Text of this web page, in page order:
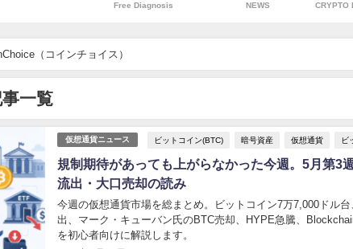
Free Diagnosis NEWS CRYPTO
（コインチョイス）
一覧
仮想通貨ニュース ビットコイン(BTC) 暗号資産 仮想通貨 ビ
規制期待があっても上がらなかった今週。5月第3
流出・大口売却の読み
今週の仮想通貨市場を総まとめ。ビットコイン7万7,000ドル
出、マーク・キューバン氏のBTC売却、HYPE急騰、
を初心者向けに解説します。